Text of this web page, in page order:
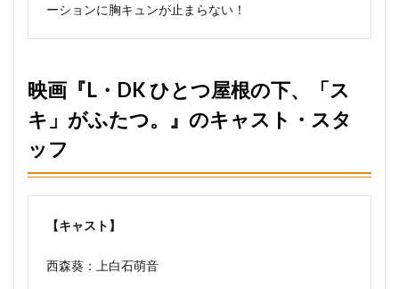
ーションに胸キュンが止まらない！
映画『L・DK ひとつ屋根の下、「ス
キ」がふたつ。』のキャスト・スタ
ッフ
【キャスト】
西森葵：上白石萌音